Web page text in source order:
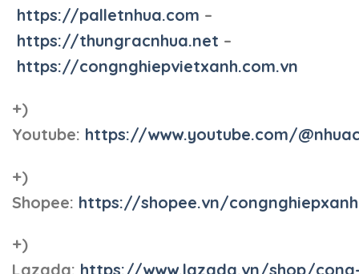
https://palletnhua.com –
https://thungracnhua.net –
https://congnghiepvietxanh.com.vn
+)
Youtube: https://www.youtube.com/
+)
Shopee: https://shopee.vn/
+)
Lazada: https://www.lazada.vn/shop/